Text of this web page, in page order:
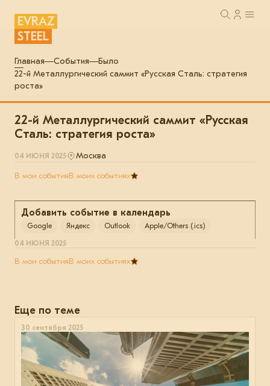
EVRAZ
STEEL
Главная События
Было
22-й Металлургический саммит «Русская Сталь: стратегия
роста»
22-й Металлургический саммит «Русская
Сталь: стратегия роста»
04 ИЮНЯ 2025 Москва
В мои событияВ моих событиях
Добавить событие в календарь
Google Яндекс Outlook Apple/Others (.ics)
04 ИЮНЯ 2025
В мои событияВ моих событиях
Еще по теме
30 сентября 2025